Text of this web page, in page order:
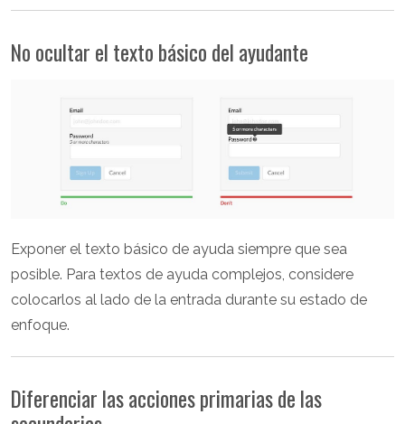
No ocultar el texto básico del ayudante
Exponer el texto básico de ayuda siempre que sea
posible. Para textos de ayuda complejos, considere
colocarlos al lado de la entrada durante su estado de
enfoque.
Diferenciar las acciones primarias de las